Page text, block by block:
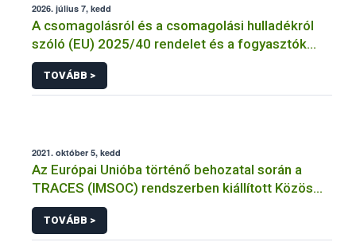
2026. július 7, kedd
A csomagolásról és a csomagolási hulladékról
szóló (EU) 2025/40 rendelet és a fogyasztók
élelmiszerekkel kapcsolatos tájékoztatásáról
szóló 1169/2011/EU rendelet jelölési
kötelezettségeinek összehangolásáról szóló
TOVÁBB >
2021. október 5, kedd
Az Európai Unióba történő behozatal során a
TRACES (IMSOC) rendszerben kiállított Közös
Egészségügyi Beléptetési Okmány: KEBO-D
(angolul: CHEDD) használata
TOVÁBB >